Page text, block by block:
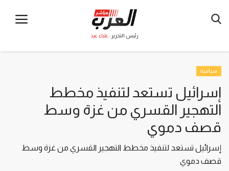
رئيس التحرير : علياء عيد
سياسة
إسرائيل تستعد لتنفيذ مخطط
التهجير القسري من غزة وسط
قصف دموي
إسرائيل تستعد لتنفيذ مخطط التهجير القسري من غزة وسط
قصف دموي